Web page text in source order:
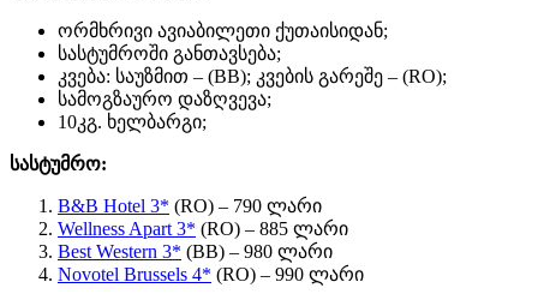
ორმხრივი ავიაბილეთი ქუთაისიდან;
სასტუმროში განთავსება;
კვება: საუზმით – (BB); კვების გარეშე – (RO);
სამოგზაურო დაზღვევა;
10კგ. ხელბარგი;
სასტუმრო:
B&B Hotel 3* (RO) – 790 ლარი
Wellness Apart 3* (RO) – 885 ლარი
Best Western 3* (BB) – 980 ლარი
Novotel Brussels 4* (RO) – 990 ლარი